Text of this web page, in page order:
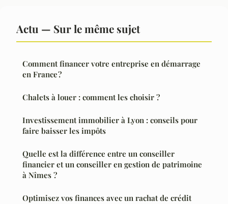
Actu — Sur le même sujet
Comment financer votre entreprise en démarrage
en France ?
Chalets à louer : comment les choisir ?
Investissement immobilier à Lyon : conseils pour
faire baisser les impôts
Quelle est la différence entre un conseiller
financier et un conseiller en gestion de patrimoine
à Nîmes ?
Optimisez vos finances avec un rachat de crédit